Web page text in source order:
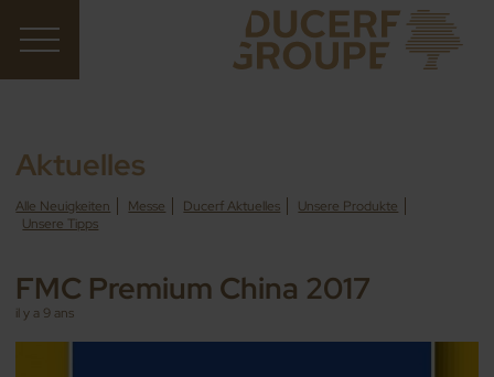
Aktuelles
Alle Neuigkeiten Messe Ducerf Aktuelles
Unsere Produkte
Unsere Tipps
FMC Premium China 2017
il y a 9 ans